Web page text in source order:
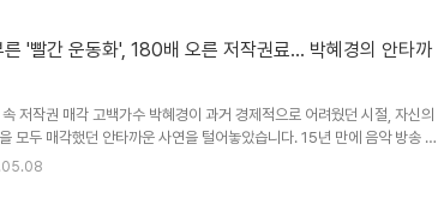
이라도 활동하는 것이 낫다'며 응원하는 목소리도 높습니다. 시크릿은 '매
다수의 히트곡을 보유한 2세대 대표 걸그룹입니다. 새로운 시크릿의 음악적
대한 관심12년 만의 컴백을 앞둔 시크릿이 어떤 음악적 ..
른 '빨간 운동화', 180배 오른 저작권료… 박혜경의 안타까
저작권 매각 고백가수 박혜경이 과거 경제적으로 어려웠던 시절, 자신의
모두 매각했던 안타까운 사연을 털어놓았습니다. 15년 만에 음악 방송 무
배 가수들이 자신의 노래를 리메이크하며 다시금 사랑받는 것에 대해 복잡